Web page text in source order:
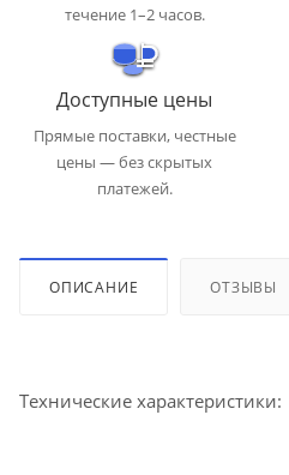
течение 1–2 часов.
Доступные цены
Прямые поставки, честные
цены — без скрытых
платежей.
ОПИСАНИЕ ОТЗЫВЫ
Технические характеристики: